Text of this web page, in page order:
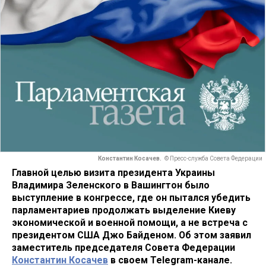
Константин Косачев. © Пресс-служба Совета Федерации
Главной целью визита президента Украины
Владимира Зеленского в Вашингтон было
выступление в конгрессе, где он пытался убедить
парламентариев продолжать выделение Киеву
экономической и военной помощи, а не встреча с
президентом США Джо Байденом. Об этом заявил
заместитель председателя Совета Федерации
Константин Косачев в своем Telegram-канале.